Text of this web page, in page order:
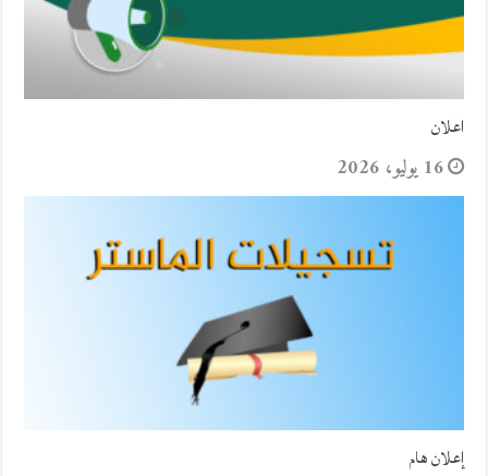
اعلان
16 يوليو، 2026
إعلان هام